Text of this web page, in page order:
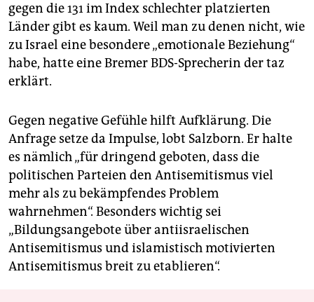
gegen die 131 im Index schlechter platzierten
Länder gibt es kaum. Weil man zu denen nicht, wie
zu Israel eine besondere „emotionale Beziehung“
habe, hatte eine Bremer BDS-Sprecherin der taz
erklärt.
Gegen negative Gefühle hilft Aufklärung. Die
Anfrage setze da Impulse, lobt Salzborn. Er halte
es nämlich „für dringend geboten, dass die
politischen Parteien den Antisemitismus viel
mehr als zu bekämpfendes Problem
wahrnehmen“. Besonders wichtig sei
„Bildungsangebote über antiisraelischen
Antisemitismus und islamistisch motivierten
Antisemitismus breit zu etablieren“.